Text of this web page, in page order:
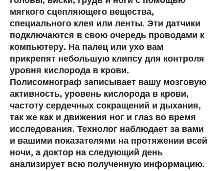
мягкого сцепляющего вещества,
специального клея или ленты. Эти датчики
подключаются в свою очередь проводами к
компьютеру. На палец или ухо вам
прикрепят небольшую клипсу для контроля
уровня кислорода в крови.
Полисомнограф записывает вашу мозговую
активность, уровень кислорода в крови,
частоту сердечных сокращений и дыхания,
так же как и движения ног и глаз во время
исследования. Технолог наблюдает за вами
и вашими показателями на протяжении всей
ночи, а доктор на следующий день
анализирует всю полученную информацию.